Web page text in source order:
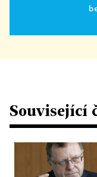
Související